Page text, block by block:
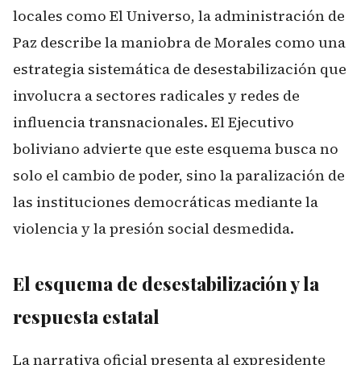
locales como El Universo, la administración de
Paz describe la maniobra de Morales como una
estrategia sistemática de desestabilización que
involucra a sectores radicales y redes de
influencia transnacionales. El Ejecutivo
boliviano advierte que este esquema busca no
solo el cambio de poder, sino la paralización de
las instituciones democráticas mediante la
violencia y la presión social desmedida.
El esquema de desestabilización y la
respuesta estatal
La narrativa oficial presenta al expresidente